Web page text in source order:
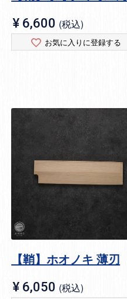
¥ 6,600 税込
お気に入りに登録する
【鞘】ホオノキ 薄刃
¥ 6,050 税込